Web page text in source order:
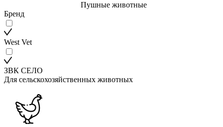
Пушные животные
Бренд
West Vet
ЗВК СЕЛО
Для сельскохозяйственных животных